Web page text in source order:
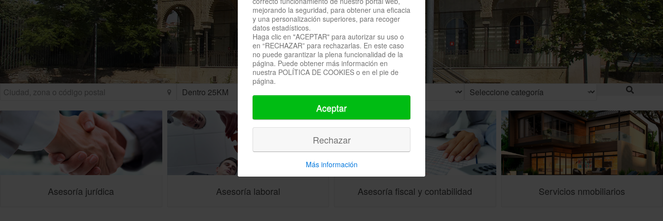
Asesoría jurídica Asesoría laboral Asesoría fiscal y contabilidad Servicios nmobiliarios
mejorando la seguridad, para obtener una eficacia
y una personalización superiores, para recoger
datos estadísticos.
Haga clic en "ACEPTAR" para autorizar su uso o
en “RECHAZAR” para rechazarlas. En este caso
no puede garantizar la plena funcionalidad de la
página. Puede obtener más información en
nuestra POLÍTICA DE COOKIES o en el pie de
página.
Aceptar
Rechazar
Más información